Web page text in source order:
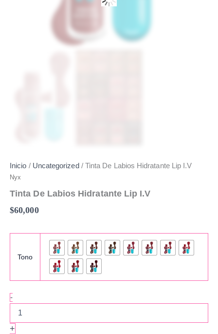
Inicio / Uncategorized/ Tinta De Labios Hidratante Lip I.V
Nyx
Tinta De Labios Hidratante Lip I.V
$60,000
Tono
-
+